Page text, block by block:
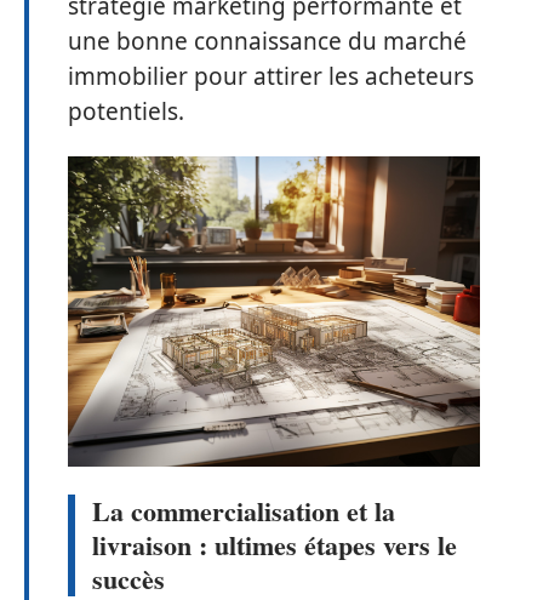
une bonne connaissance du marché
immobilier pour attirer les acheteurs
potentiels.
La commercialisation et la
livraison : ultimes étapes vers le
succès